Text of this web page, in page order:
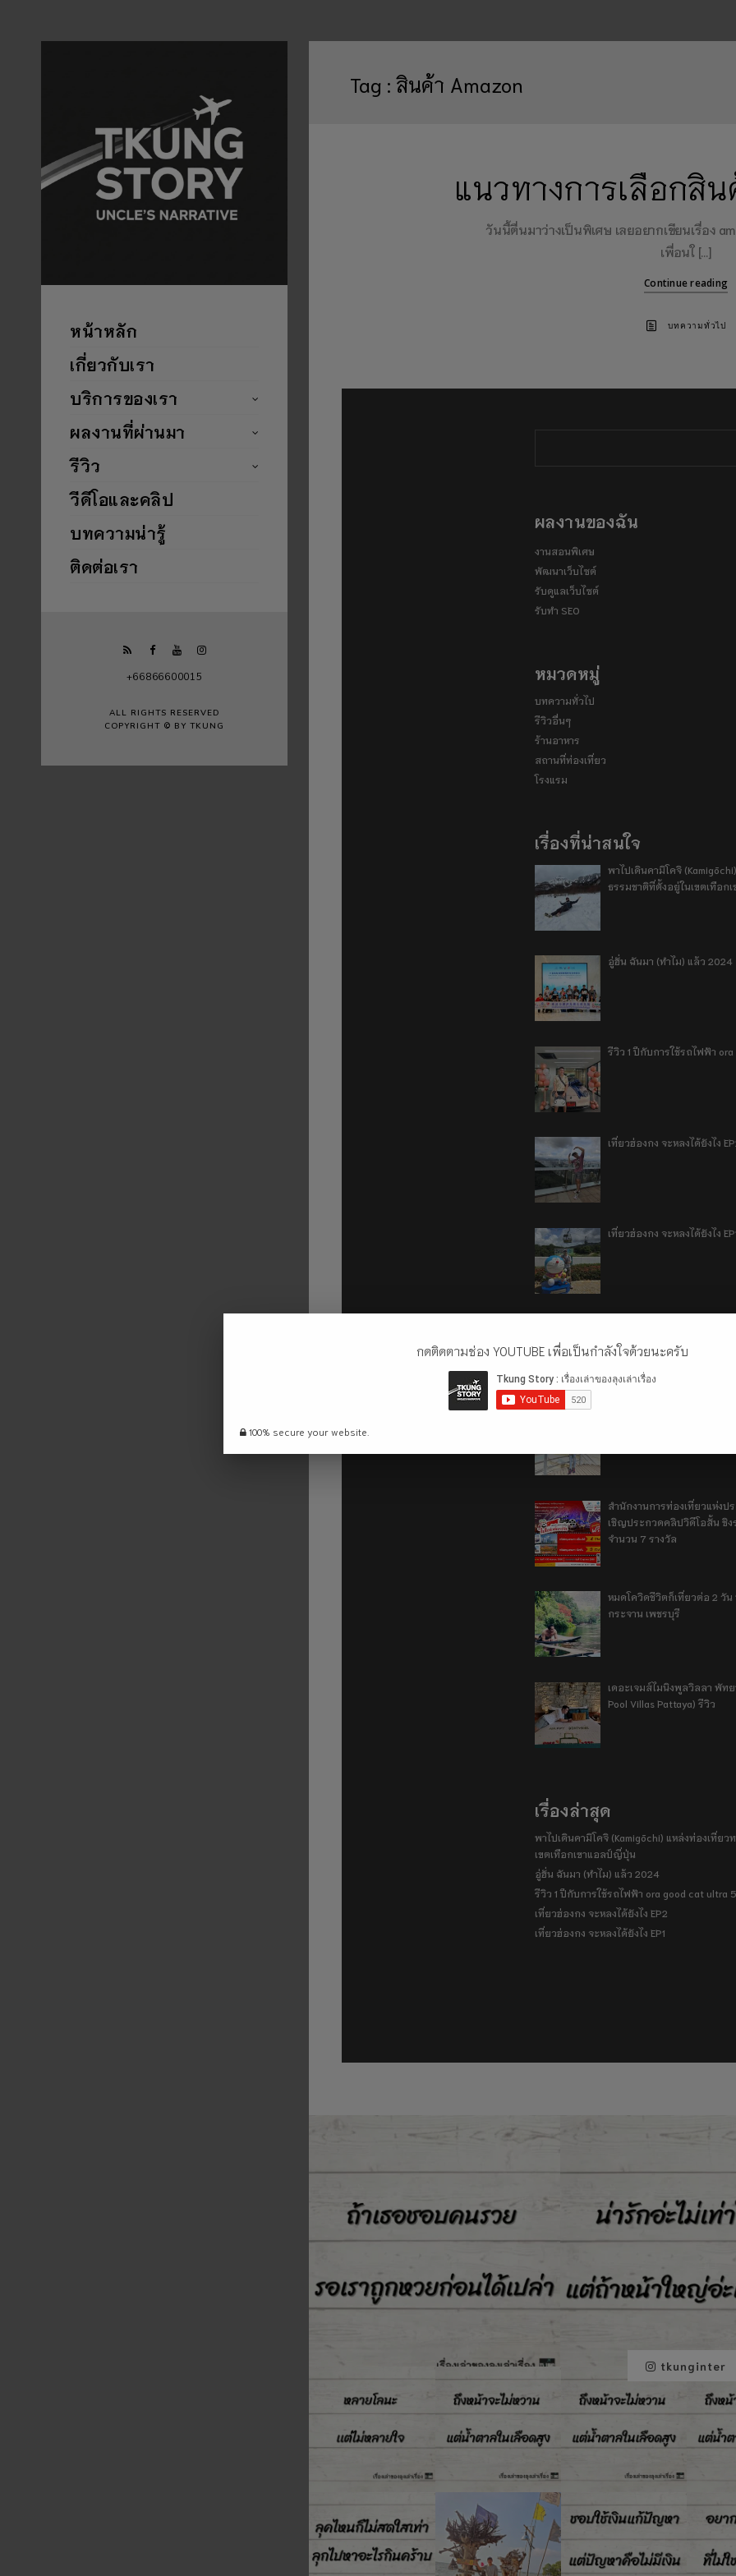
หน้าหลัก
เกี่ยวกับเรา
บริการของเรา
ผลงานที่ผ่านมา
รีวิว
วีดีโอและคลิป
บทความน่ารู้
ติดต่อเรา
+66866600015
ALL RIGHTS RESERVED
COPYRIGHT © BY TKUNG
Tag :สินค้า Amazon
แนวทางการเลือกสิน
วันนี้ตื่นมาว่างเป็นพิเศษ เลยอยากเขียนเรื่อง
เพื่อนใ […]
Continue reading
บทความทั่วไป
ผลงานของฉัน
งานสอนพิเศษ
พัฒนาเว็บไซต์
รับดูแลเว็บไซต์
รับทำ SEO
หมวดหมู่
บทความทั่วไป
รีวิวอื่นๆ
ร้านอาหาร
สถานที่ท่องเที่ยว
โรงแรม
เรื่องที่น่าสนใจ
พาไปเดินคามิโคจิ
ธรรมชาติที่ตั้งอยู่ในเขตเทือก
อู่ฮั่น ฉันมา (ทำไม) แล้ว 2024
รีวิว 1 ปีกับการใช้รถไฟฟ้า
เที่ยวฮ่องกง จะหลงได้ยังไง
เที่ยวฮ่องกง จะหลงได้ยังไง
สำนักงานการท่องเที่ยวแห่งป
เชิญประกวดคลิปวิดีโอสั้น ชิง
จำนวน 7 รางวัล
หมดโควิดชีวิตก็เที่ยวต่อ 2 วัน
กระจาน เพชรบุรี
เดอะเจมส์ไมนิงพูลวิลลา พัทย
Pool Villas Pattaya) รีวิว
เรื่องล่าสุด
พาไปเดินคามิโคจิ (Kamigōchi) แหล่งท่องเที่ยว
เขตเทือกเขาแอลป์ญี่ปุ่น
อู่ฮั่น ฉันมา (ทำไม) แล้ว 2024
รีวิว 1 ปีกับการใช้รถไฟฟ้า ora good cat ultra
เที่ยวฮ่องกง จะหลงได้ยังไง EP2
เที่ยวฮ่องกง จะหลงได้ยังไง EP1
tkunginter
กดติดตามช่อง YOUTUBE เพื่อเป็นกำลังใจด้วยนะครับ
100% secure your website.